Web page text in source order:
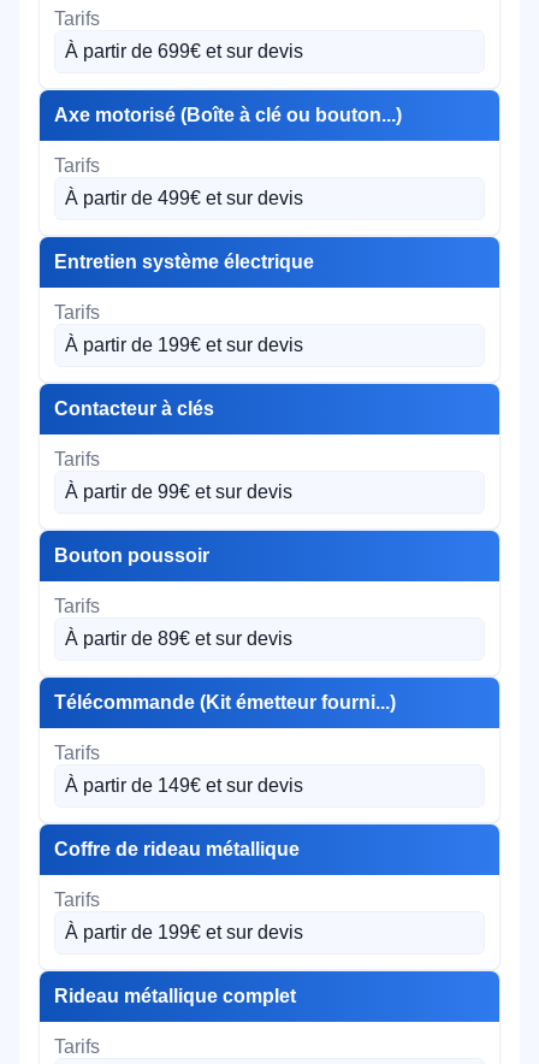
À partir de 699€ et sur devis
Axe motorisé (Boîte à clé ou bouton...)
À partir de 499€ et sur devis
Entretien système électrique
À partir de 199€ et sur devis
Contacteur à clés
À partir de 99€ et sur devis
Bouton poussoir
À partir de 89€ et sur devis
Télécommande (Kit émetteur fourni...)
À partir de 149€ et sur devis
Coffre de rideau métallique
À partir de 199€ et sur devis
Rideau métallique complet